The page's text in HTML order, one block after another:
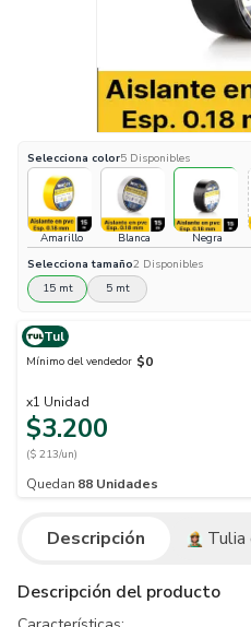
Selecciona color5 Disponibles
Amarillo Blanca Negra
Selecciona tamaño2 Disponibles
15 mt
5 mt
Tul
Mínimo del vendedor $0
x1 Unidad
$3.200
($ 213/un)
Quedan 88 Unidades
Descripción Tulia
Descripción del producto